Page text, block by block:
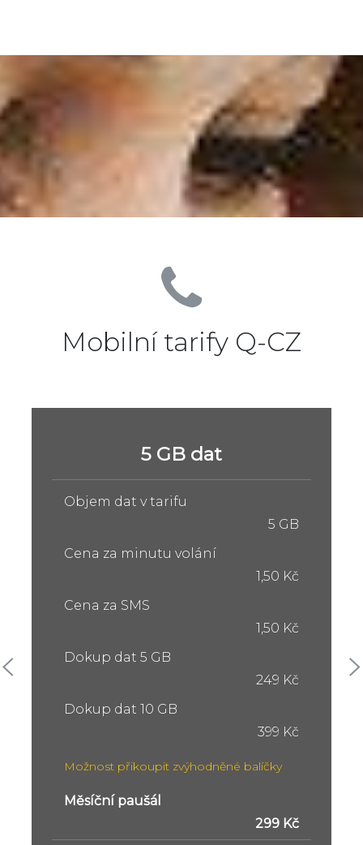
Mobilní tarify Q-CZ
5 GB dat
Objem dat v tarifu
5 GB
Cena za minutu volání
1,50 Kč
Cena za SMS
1,50 Kč
Dokup dat 5 GB
249 Kč
Dokup dat 10 GB
399 Kč
Možnost přikoupit zvýhodněné balíčky
Měsíční paušál
299 Kč